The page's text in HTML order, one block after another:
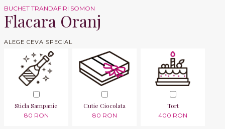
BUCHET TRANDAFIRI SOMON
Flacara Oranj
ALEGE CEVA SPECIAL
Sticla Sampanie
80 RON
Cutie Ciocolata
80 RON
Tort
400 RON